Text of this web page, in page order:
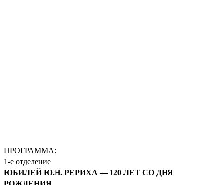
ПРОГРАММА:
1-е отделение
ЮБИЛЕЙ Ю.Н. РЕРИХА — 120 ЛЕТ СО ДНЯ
РОЖДЕНИЯ